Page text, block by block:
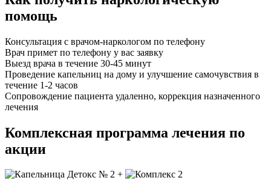
помощь
Консультация с врачом-наркологом по телефону
Врач примет по телефону у вас заявку
Выезд врача в течение 30-45 минут
Проведение капельниц на дому и улучшение самочувствия в
течение 1-2 часов
Сопровождение пациента удаленно, коррекция назначенного
лечения
Комплексная программа лечения по
акции
+